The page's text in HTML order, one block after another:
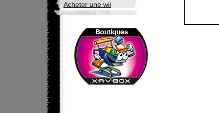
Acheter une wii